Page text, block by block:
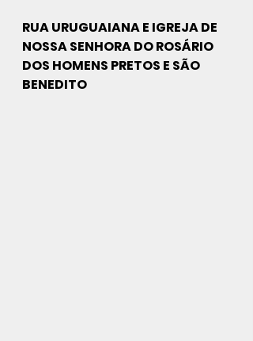
RUA URUGUAIANA E IGREJA DE
NOSSA SENHORA DO ROSÁRIO
DOS HOMENS PRETOS E SÃO
BENEDITO